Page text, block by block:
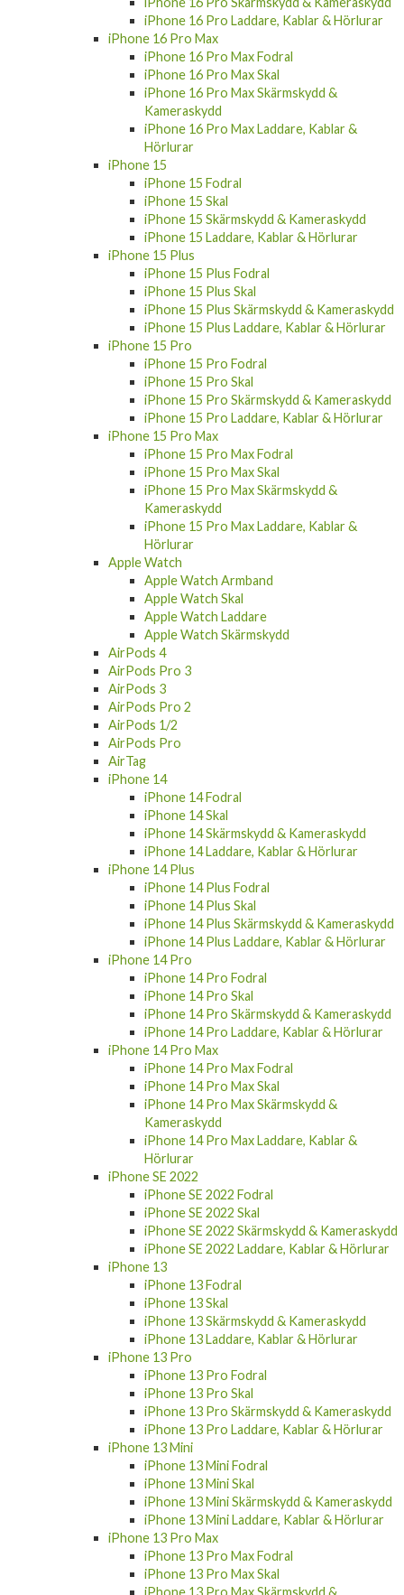
iPhone 16 Pro Laddare, Kablar & Hörlurar
iPhone 16 Pro Max
iPhone 16 Pro Max Fodral
iPhone 16 Pro Max Skal
iPhone 16 Pro Max Skärmskydd &
Kameraskydd
iPhone 16 Pro Max Laddare, Kablar &
Hörlurar
iPhone 15
iPhone 15 Fodral
iPhone 15 Skal
iPhone 15 Skärmskydd & Kameraskydd
iPhone 15 Laddare, Kablar & Hörlurar
iPhone 15 Plus
iPhone 15 Plus Fodral
iPhone 15 Plus Skal
iPhone 15 Plus Skärmskydd & Kameraskydd
iPhone 15 Plus Laddare, Kablar & Hörlurar
iPhone 15 Pro
iPhone 15 Pro Fodral
iPhone 15 Pro Skal
iPhone 15 Pro Skärmskydd & Kameraskydd
iPhone 15 Pro Laddare, Kablar & Hörlurar
iPhone 15 Pro Max
iPhone 15 Pro Max Fodral
iPhone 15 Pro Max Skal
iPhone 15 Pro Max Skärmskydd &
Kameraskydd
iPhone 15 Pro Max Laddare, Kablar &
Hörlurar
Apple Watch
Apple Watch Armband
Apple Watch Skal
Apple Watch Laddare
Apple Watch Skärmskydd
AirPods 4
AirPods Pro 3
AirPods 3
AirPods Pro 2
AirPods 1/2
AirPods Pro
AirTag
iPhone 14
iPhone 14 Fodral
iPhone 14 Skal
iPhone 14 Skärmskydd & Kameraskydd
iPhone 14 Laddare, Kablar & Hörlurar
iPhone 14 Plus
iPhone 14 Plus Fodral
iPhone 14 Plus Skal
iPhone 14 Plus Skärmskydd & Kameraskydd
iPhone 14 Plus Laddare, Kablar & Hörlurar
iPhone 14 Pro
iPhone 14 Pro Fodral
iPhone 14 Pro Skal
iPhone 14 Pro Skärmskydd & Kameraskydd
iPhone 14 Pro Laddare, Kablar & Hörlurar
iPhone 14 Pro Max
iPhone 14 Pro Max Fodral
iPhone 14 Pro Max Skal
iPhone 14 Pro Max Skärmskydd &
Kameraskydd
iPhone 14 Pro Max Laddare, Kablar &
Hörlurar
iPhone SE 2022
iPhone SE 2022 Fodral
iPhone SE 2022 Skal
iPhone SE 2022 Skärmskydd & Kameraskydd
iPhone SE 2022 Laddare, Kablar & Hörlurar
iPhone 13
iPhone 13 Fodral
iPhone 13 Skal
iPhone 13 Skärmskydd & Kameraskydd
iPhone 13 Laddare, Kablar & Hörlurar
iPhone 13 Pro
iPhone 13 Pro Fodral
iPhone 13 Pro Skal
iPhone 13 Pro Skärmskydd & Kameraskydd
iPhone 13 Pro Laddare, Kablar & Hörlurar
iPhone 13 Mini
iPhone 13 Mini Fodral
iPhone 13 Mini Skal
iPhone 13 Mini Skärmskydd & Kameraskydd
iPhone 13 Mini Laddare, Kablar & Hörlurar
iPhone 13 Pro Max
iPhone 13 Pro Max Fodral
iPhone 13 Pro Max Skal
iPhone 13 Pro Max Skärmskydd &